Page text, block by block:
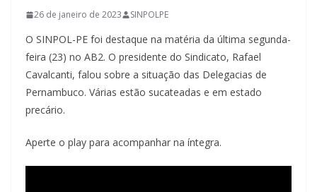
26 de janeiro de 2023 SINPOLPE
O SINPOL-PE foi destaque na matéria da última segunda-
feira (23) no AB2. O presidente do Sindicato, Rafael
Cavalcanti, falou sobre a situação das Delegacias de
Pernambuco. Várias estão sucateadas e em estado
precário.
Aperte o play para acompanhar na íntegra.